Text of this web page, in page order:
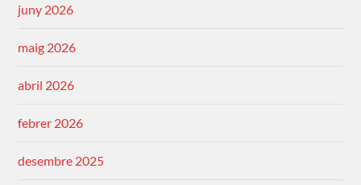
juny 2026
maig 2026
abril 2026
febrer 2026
desembre 2025